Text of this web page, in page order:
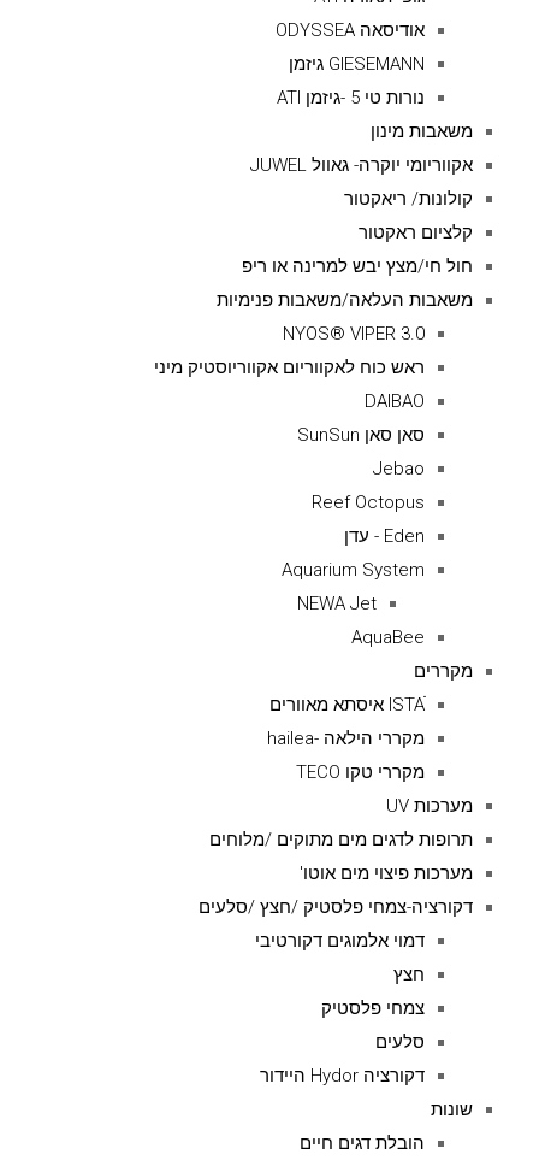
אודיסאה ODYSSEA
GIESEMANN גיזמן
נורות טי 5 -גיזמן ATI
משאבות מינון
אקווריומי יוקרה- גאוול JUWEL
קולונות/ ריאקטור
קלציום ראקטור
חול חי/מצץ יבש למרינה או ריפ
משאבות העלאה/משאבות פנימיות
NYOS® VIPER 3.0
ראש כוח לאקווריום אקווריוסטיק מיני
DAIBAO
סאן סאן SunSun
Jebao
Reef Octopus
Eden - עדן
Aquarium System
NEWA Jet
AquaBee
מקררים
ISTAׁׂ איסתא מאוורים
מקררי הילאה -hailea
מקררי טקו TECO
מערכות UV
תרופות לדגים מים מתוקים /מלוחים
מערכות פיצוי מים אוטו'
דקורציה-צמחי פלסטיק /חצץ /סלעים
דמוי אלמוגים דקורטיבי
חצץ
צמחי פלסטיק
סלעים
דקורציה Hydor היידור
שונות
הובלת דגים חיים